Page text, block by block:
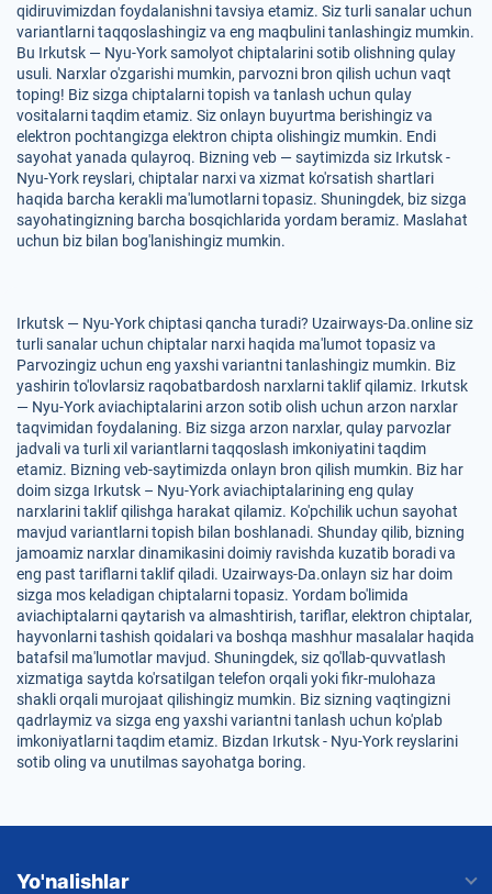
qidiruvimizdan foydalanishni tavsiya etamiz. Siz turli sanalar uchun
variantlarni taqqoslashingiz va eng maqbulini tanlashingiz mumkin.
Bu Irkutsk — Nyu-York samolyot chiptalarini sotib olishning qulay
usuli. Narxlar o'zgarishi mumkin, parvozni bron qilish uchun vaqt
toping! Biz sizga chiptalarni topish va tanlash uchun qulay
vositalarni taqdim etamiz. Siz onlayn buyurtma berishingiz va
elektron pochtangizga elektron chipta olishingiz mumkin. Endi
sayohat yanada qulayroq. Bizning veb — saytimizda siz Irkutsk -
Nyu-York reyslari, chiptalar narxi va xizmat ko'rsatish shartlari
haqida barcha kerakli ma'lumotlarni topasiz. Shuningdek, biz sizga
sayohatingizning barcha bosqichlarida yordam beramiz. Maslahat
uchun biz bilan bog'lanishingiz mumkin.
Irkutsk — Nyu-York chiptasi qancha turadi? Uzairways-Da.online siz
turli sanalar uchun chiptalar narxi haqida ma'lumot topasiz va
Parvozingiz uchun eng yaxshi variantni tanlashingiz mumkin. Biz
yashirin to'lovlarsiz raqobatbardosh narxlarni taklif qilamiz. Irkutsk
— Nyu-York aviachiptalarini arzon sotib olish uchun arzon narxlar
taqvimidan foydalaning. Biz sizga arzon narxlar, qulay parvozlar
jadvali va turli xil variantlarni taqqoslash imkoniyatini taqdim
etamiz. Bizning veb-saytimizda onlayn bron qilish mumkin. Biz har
doim sizga Irkutsk – Nyu-York aviachiptalarining eng qulay
narxlarini taklif qilishga harakat qilamiz. Ko'pchilik uchun sayohat
mavjud variantlarni topish bilan boshlanadi. Shunday qilib, bizning
jamoamiz narxlar dinamikasini doimiy ravishda kuzatib boradi va
eng past tariflarni taklif qiladi. Uzairways-Da.onlayn siz har doim
sizga mos keladigan chiptalarni topasiz. Yordam bo'limida
aviachiptalarni qaytarish va almashtirish, tariflar, elektron chiptalar,
hayvonlarni tashish qoidalari va boshqa mashhur masalalar haqida
batafsil ma'lumotlar mavjud. Shuningdek, siz qo'llab-quvvatlash
xizmatiga saytda ko'rsatilgan telefon orqali yoki fikr-mulohaza
shakli orqali murojaat qilishingiz mumkin. Biz sizning vaqtingizni
qadrlaymiz va sizga eng yaxshi variantni tanlash uchun ko'plab
imkoniyatlarni taqdim etamiz. Bizdan Irkutsk - Nyu-York reyslarini
sotib oling va unutilmas sayohatga boring.
Yo'nalishlar